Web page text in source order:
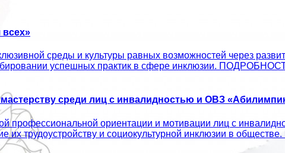
среды и культуры равных возможностей через
успешных практик в сфере инклюзии.
среди лиц с инвалидностью и ОВЗ
профессиональной ориентации и мотивации лиц с
их трудоустройству и социокультурной инклюзии в